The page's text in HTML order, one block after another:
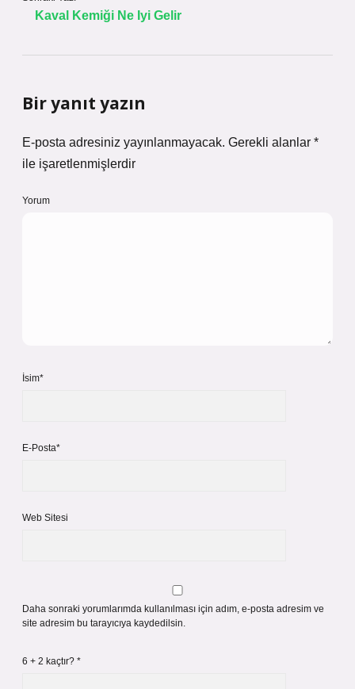
Kaval Kemiği Ne Iyi Gelir
Bir yanıt yazın
E-posta adresiniz yayınlanmayacak. Gerekli alanlar *
ile işaretlenmişlerdir
Yorum
İsim*
E-Posta*
Web Sitesi
Daha sonraki yorumlarımda kullanılması için adım, e-posta adresim ve
site adresim bu tarayıcıya kaydedilsin.
6 + 2 kaçtır? *